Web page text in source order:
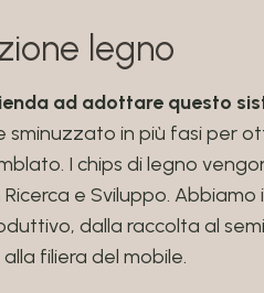
legno
ad adottare questo
sminuzzato in più fasi per
I chips di legno
e Sviluppo.
dalla raccolta al
filiera del mobile.